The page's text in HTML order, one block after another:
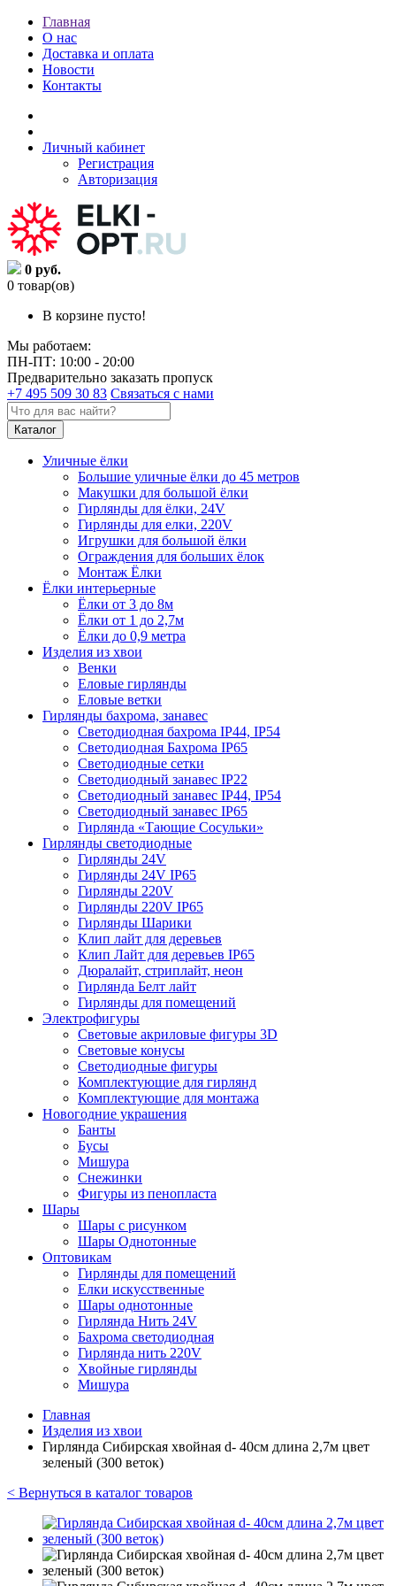
Главная
О нас
Доставка и оплата
Новости
Контакты
Личный кабинет
Регистрация
Авторизация
0 руб.
0 товар(ов)
В корзине пусто!
Мы работаем:
ПН-ПТ: 10:00 - 20:00
Предварительно заказать пропуск
+7 495 509 30 83 Связаться с нами
Каталог
Уличные ёлки
Большие уличные ёлки до 45 метров
Макушки для большой ёлки
Гирлянды для ёлки, 24V
Гирлянды для елки, 220V
Игрушки для большой ёлки
Ограждения для больших ёлок
Монтаж Ёлки
Ёлки интерьерные
Ёлки от 3 до 8м
Ёлки от 1 до 2,7м
Ёлки до 0,9 метра
Изделия из хвои
Венки
Еловые гирлянды
Еловые ветки
Гирлянды бахрома, занавес
Светодиодная бахрома IP44, IP54
Светодиодная Бахрома IP65
Светодиодные сетки
Светодиодный занавес IP22
Светодиодный занавес IP44, IP54
Светодиодный занавес IP65
Гирлянда «Тающие Сосульки»
Гирлянды светодиодные
Гирлянды 24V
Гирлянды 24V IP65
Гирлянды 220V
Гирлянды 220V IP65
Гирлянды Шарики
Клип лайт для деревьев
Клип Лайт для деревьев IP65
Дюралайт, стриплайт, неон
Гирлянда Белт лайт
Гирлянды для помещений
Электрофигуры
Световые акриловые фигуры 3D
Световые конусы
Светодиодные фигуры
Комплектующие для гирлянд
Комплектующие для монтажа
Новогодние украшения
Банты
Бусы
Мишура
Снежинки
Фигуры из пенопласта
Шары
Шары с рисунком
Шары Однотонные
Оптовикам
Гирлянды для помещений
Елки искусственные
Шары однотонные
Гирлянда Нить 24V
Бахрома светодиодная
Гирлянда нить 220V
Хвойные гирлянды
Мишура
Главная
Изделия из хвои
Гирлянда Сибирская хвойная d- 40см длина 2,7м цвет
зеленый (300 веток)
< Вернуться в каталог товаров